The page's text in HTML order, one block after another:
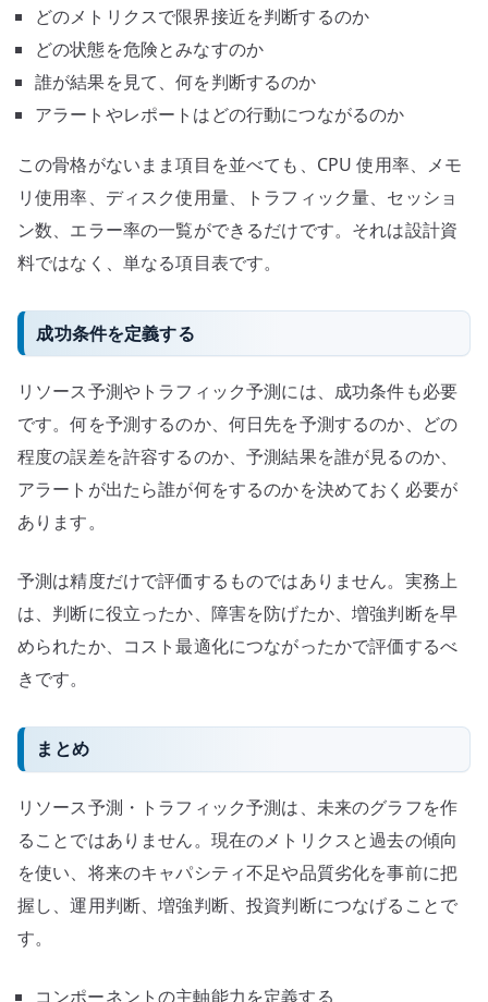
どのメトリクスで限界接近を判断するのか
どの状態を危険とみなすのか
誰が結果を見て、何を判断するのか
アラートやレポートはどの行動につながるのか
この骨格がないまま項目を並べても、CPU 使用率、メモ
リ使用率、ディスク使用量、トラフィック量、セッショ
ン数、エラー率の一覧ができるだけです。それは設計資
料ではなく、単なる項目表です。
成功条件を定義する
リソース予測やトラフィック予測には、成功条件も必要
です。何を予測するのか、何日先を予測するのか、どの
程度の誤差を許容するのか、予測結果を誰が見るのか、
アラートが出たら誰が何をするのかを決めておく必要が
あります。
予測は精度だけで評価するものではありません。実務上
は、判断に役立ったか、障害を防げたか、増強判断を早
められたか、コスト最適化につながったかで評価するべ
きです。
まとめ
リソース予測・トラフィック予測は、未来のグラフを作
ることではありません。現在のメトリクスと過去の傾向
を使い、将来のキャパシティ不足や品質劣化を事前に把
握し、運用判断、増強判断、投資判断につなげることで
す。
コンポーネントの主軸能力を定義する